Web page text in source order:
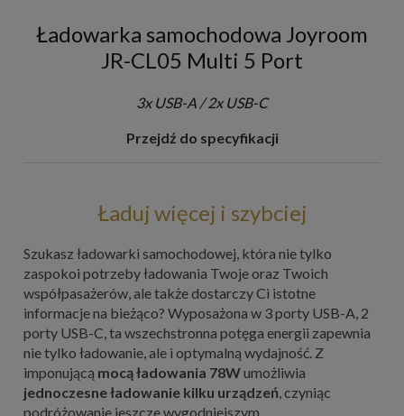
Ładowarka samochodowa Joyroom
JR-CL05 Multi 5 Port
3x USB-A / 2x USB-C
Przejdź do specyfikacji
Ładuj więcej i szybciej
Szukasz ładowarki samochodowej, która nie tylko
zaspokoi potrzeby ładowania Twoje oraz Twoich
współpasażerów, ale także dostarczy Ci istotne
informacje na bieżąco? Wyposażona w 3 porty USB-A, 2
porty USB-C, ta wszechstronna potęga energii zapewnia
nie tylko ładowanie, ale i optymalną wydajność. Z
imponującą mocą ładowania 78Wumożliwia
jednoczesne ładowanie kilku urządzeń, czyniąc
podróżowanie jeszcze wygodniejszym.